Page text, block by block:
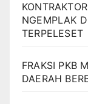
NGEMPLAK
TERPELESET
FRAKSI PKB
DAERAH